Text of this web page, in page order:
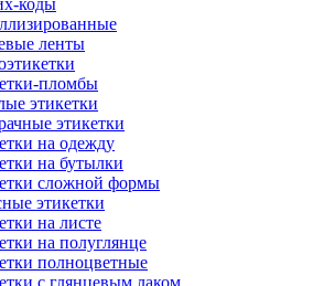
коды
ленты
пломбы
этикетки
этикетки
на одежду
на бутылки
сложной формы
этикетки
на листе
на полуглянце
полноцветные
с глянцевым лаком